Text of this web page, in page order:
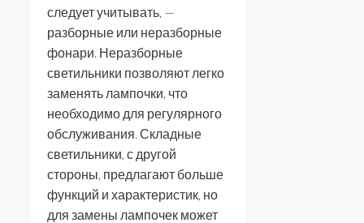
следует учитывать, —
разборные или неразборные
фонари. Неразборные
светильники позволяют легко
заменять лампочки, что
необходимо для регулярного
обслуживания. Складные
светильники, с другой
стороны, предлагают больше
функций и характеристик, но
для замены лампочек может